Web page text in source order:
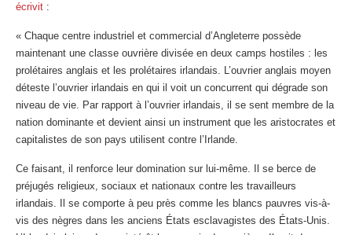
écrivit :
« Chaque centre industriel et commercial d’Angleterre possède
maintenant une classe ouvrière divisée en deux camps hostiles : les
prolétaires anglais et les prolétaires irlandais. L’ouvrier anglais moyen
déteste l’ouvrier irlandais en qui il voit un concurrent qui dégrade son
niveau de vie. Par rapport à l’ouvrier irlandais, il se sent membre de la
nation dominante et devient ainsi un instrument que les aristocrates et
capitalistes de son pays utilisent contre l’Irlande.
Ce faisant, il renforce leur domination sur lui-même. Il se berce de
préjugés religieux, sociaux et nationaux contre les travailleurs
irlandais. Il se comporte à peu près comme les blancs pauvres vis-à-
vis des nègres dans les anciens États esclavagistes des États-Unis.